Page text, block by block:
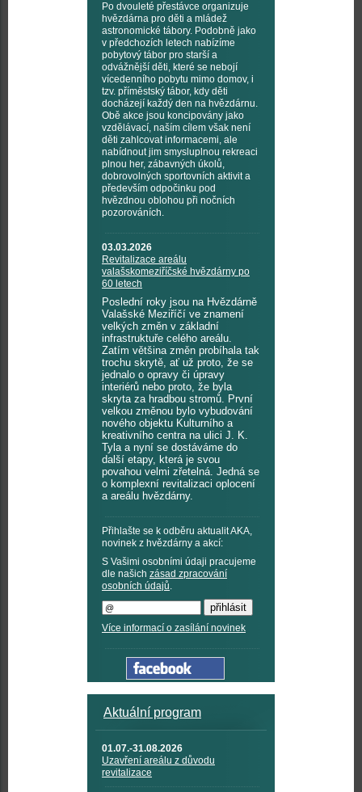
Po dvouleté přestávce organizuje
hvězdárna pro děti a mládež
astronomické tábory. Podobně jako
v předchozích letech nabízíme
pobytový tábor pro starší a
odvážnější děti, které se nebojí
vícedenního pobytu mimo domov, i
tzv. příměstský tábor, kdy děti
docházejí každý den na hvězdárnu.
Obě akce jsou koncipovány jako
vzdělávací, naším cílem však není
děti zahlcovat informacemi, ale
nabídnout jim smysluplnou rekreaci
plnou her, zábavných úkolů,
dobrovolných sportovních aktivit a
především odpočinku pod
hvězdnou oblohou při nočních
pozorováních.
03.03.2026
Revitalizace areálu
valašskomeziříčské hvězdárny po
60 letech
Poslední roky jsou na Hvězdárně
Valašské Meziříčí ve znamení
velkých změn v základní
infrastruktuře celého areálu.
Zatím většina změn probíhala tak
trochu skrytě, ať už proto, že se
jednalo o opravy či úpravy
interiérů nebo proto, že byla
skryta za hradbou stromů. První
velkou změnou bylo vybudování
nového objektu Kulturního a
kreativního centra na ulici J. K.
Tyla a nyní se dostáváme do
další etapy, která je svou
povahou velmi zřetelná. Jedná se
o komplexní revitalizaci oplocení
a areálu hvězdárny.
Přihlašte se k odběru aktualit AKA,
novinek z hvězdárny a akcí:
S Vašimi osobními údaji pracujeme
dle našich zásad zpracování
osobních údajů.
Více informací o zasílání novinek
Aktuální program
01.07.-31.08.2026
Uzavření areálu z důvodu
revitalizace